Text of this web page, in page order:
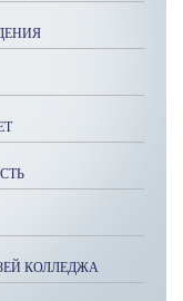
КОЛЛЕДЖА